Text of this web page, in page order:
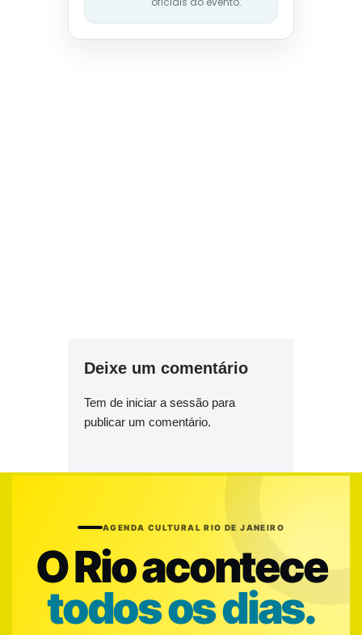
Deixe um comentário
Tem de iniciar a sessão para
publicar um comentário.
AGENDA CULTURAL RIO DE JANEIRO
O Rio acontece
todos os dias.